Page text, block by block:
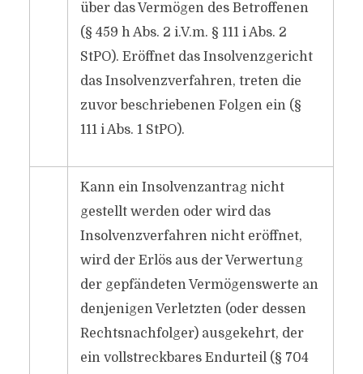
über das Vermögen des Betroffenen
(§ 459 h Abs. 2 i.V.m. § 111 i Abs. 2
StPO). Eröffnet das Insolvenzgericht
das Insolvenzverfahren, treten die
zuvor beschriebenen Folgen ein (§
111 i Abs. 1 StPO).
Kann ein Insolvenzantrag nicht
gestellt werden oder wird das
Insolvenzverfahren nicht eröffnet,
wird der Erlös aus der Verwertung
der gepfändeten Vermögenswerte an
denjenigen Verletzten (oder dessen
Rechtsnachfolger) ausgekehrt, der
ein vollstreckbares Endurteil (§ 704